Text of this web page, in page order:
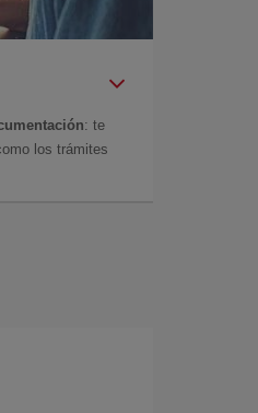
: te
los trámites